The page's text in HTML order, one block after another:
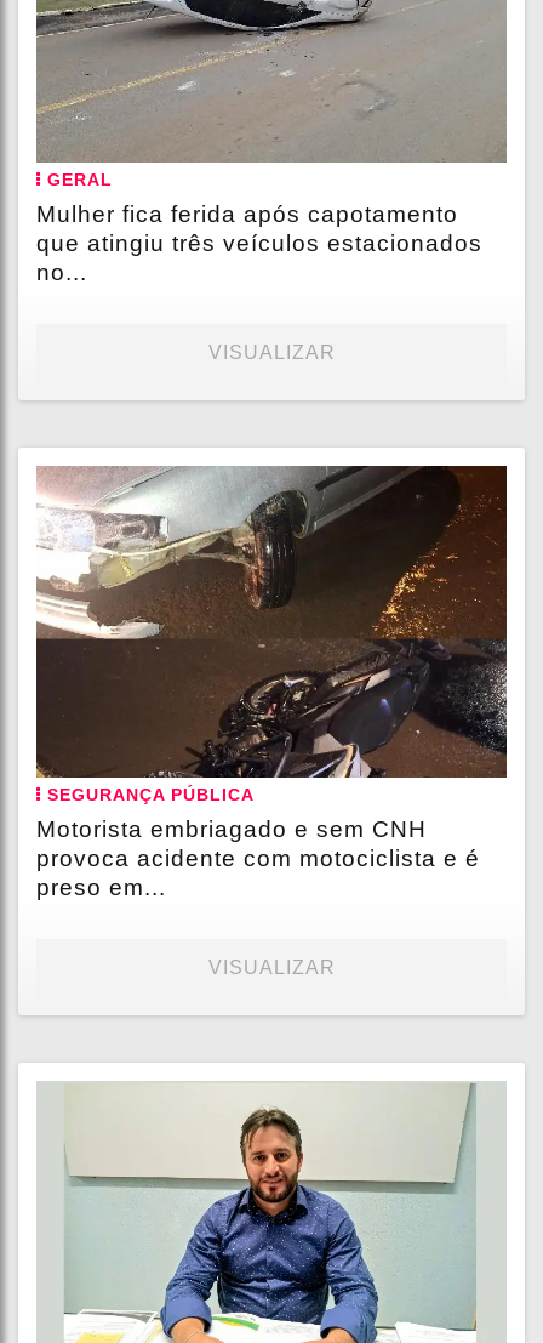
GERAL
Mulher fica ferida após capotamento
que atingiu três veículos estacionados
no...
VISUALIZAR
SEGURANÇA PÚBLICA
Motorista embriagado e sem CNH
provoca acidente com motociclista e é
preso em...
VISUALIZAR